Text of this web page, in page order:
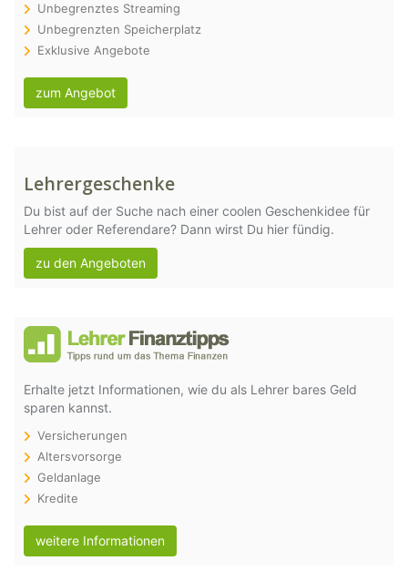
Unbegrenztes Streaming
Unbegrenzten Speicherplatz
Exklusive Angebote
zum Angebot
Lehrergeschenke
Du bist auf der Suche nach einer coolen Geschenkidee für
Lehrer oder Referendare? Dann wirst Du hier fündig.
zu den Angeboten
Erhalte jetzt Informationen, wie du als Lehrer bares Geld
sparen kannst.
Versicherungen
Altersvorsorge
Geldanlage
Kredite
weitere Informationen